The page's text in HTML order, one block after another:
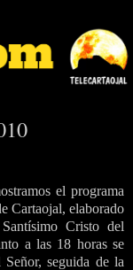
el programa
Cartaojal, elaborado
Cristo del
a las 18 horas se
seguida de la